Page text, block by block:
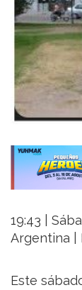
19:43 |
Argentina |
Este